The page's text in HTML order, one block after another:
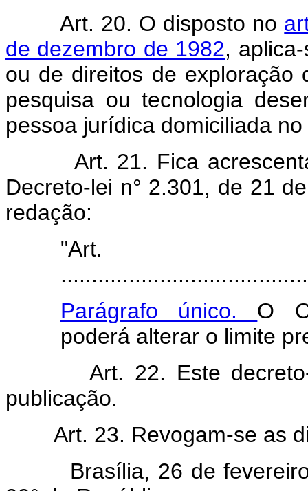
Art. 20. O disposto no
de dezembro de 1982,
ou de direitos de exploração
pesquisa ou tecnologia
pessoa jurídica domiciliada
Art. 21. Fica
Decreto-lei n° 2.301, de 21
redação:
Parágrafo único. O
poderá alterar o limite
Art. 22. Este
publicação.
Art. 23. Revogam-se as
Brasília, 26 de fevereiro